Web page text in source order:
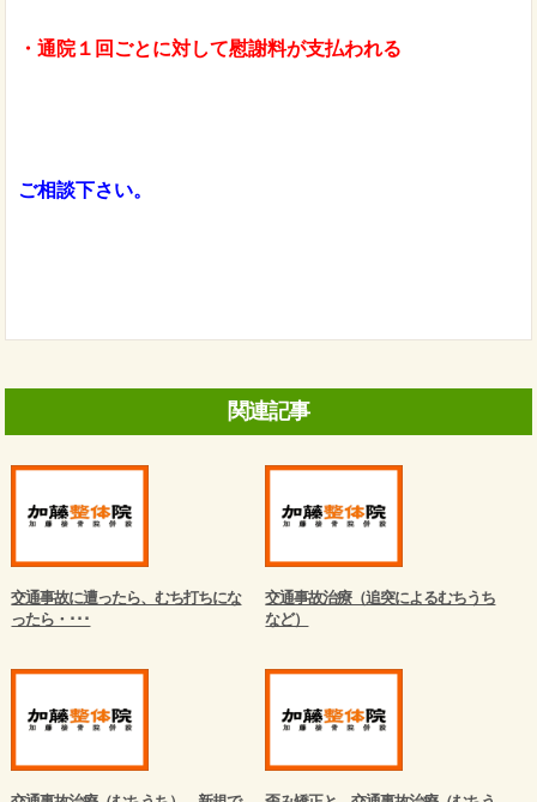
・通院１回ごとに対して慰謝料が支払われる
ご相談下さい。
関連記事
交通事故に遭ったら、むち打ちにな
ったら・･･･
交通事故治療（追突によるむちうち
など）